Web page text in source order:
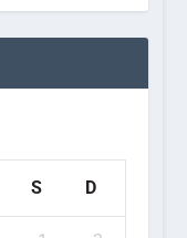
S D